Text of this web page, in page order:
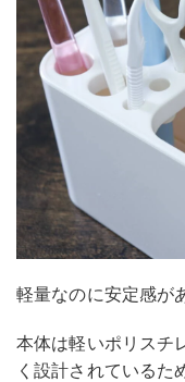
軽量なのに安定感が
本体は軽いポリスチ
く設計されているた